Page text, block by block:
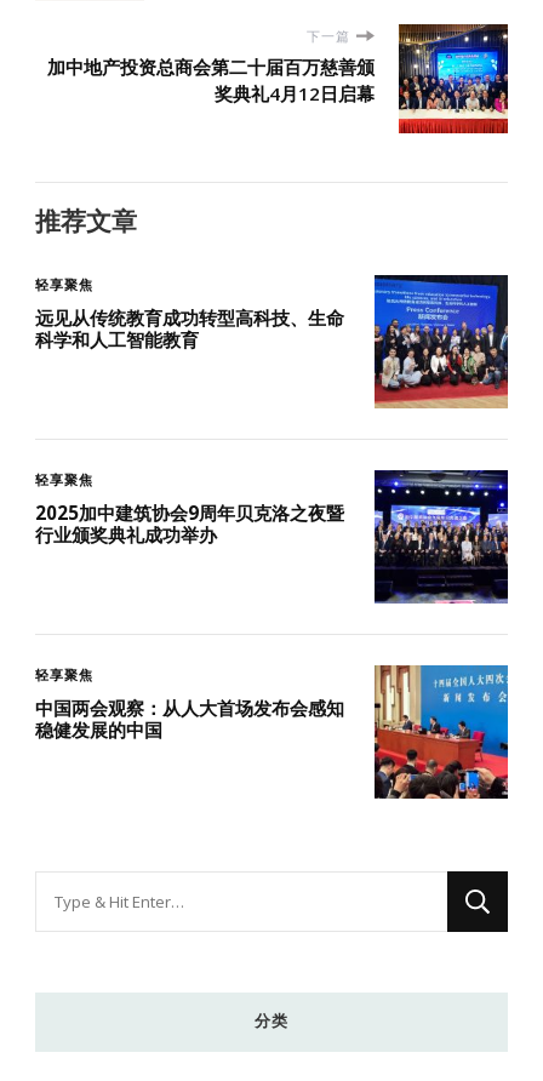
下一篇
加中地产投资总商会第二十届百万慈善颁
奖典礼4月12日启幕
推荐文章
轻享聚焦
远见从传统教育成功转型高科技、生命
科学和人工智能教育
轻享聚焦
2025加中建筑协会9周年贝克洛之夜暨
行业颁奖典礼成功举办
轻享聚焦
中国两会观察：从人大首场发布会感知
稳健发展的中国
东
分类